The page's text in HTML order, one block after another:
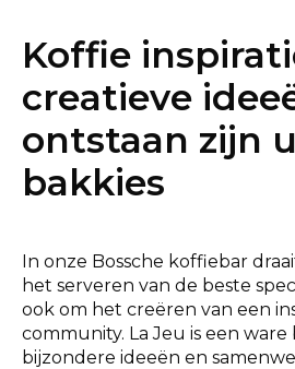
Koffie
creatieve
ontstaan zijn
bakkies
In onze Bossche koffiebar
het serveren van de beste
ook om het creëren van een
community. La Jeu is een
bijzondere ideeën en